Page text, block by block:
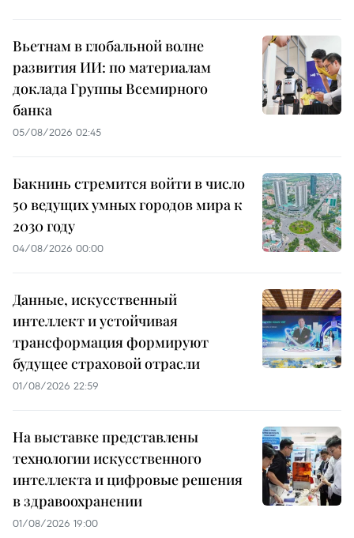
Вьетнам в глобальной волне
развития ИИ: по материалам
доклада Группы Всемирного
банка
05/08/2026 02:45
Бакнинь стремится войти в число
50 ведущих умных городов мира к
2030 году
04/08/2026 00:00
Данные, искусственный
интеллект и устойчивая
трансформация формируют
будущее страховой отрасли
01/08/2026 22:59
На выставке представлены
технологии искусственного
интеллекта и цифровые решения
в здравоохранении
01/08/2026 19:00